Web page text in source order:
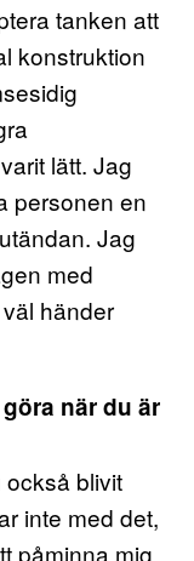
tanken att
konstruktion
lätt. Jag
personen en
Jag
med
händer
när du är
också blivit
inte med det,
påminna mig